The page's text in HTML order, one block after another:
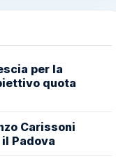
per la
quota
Carissoni
Padova